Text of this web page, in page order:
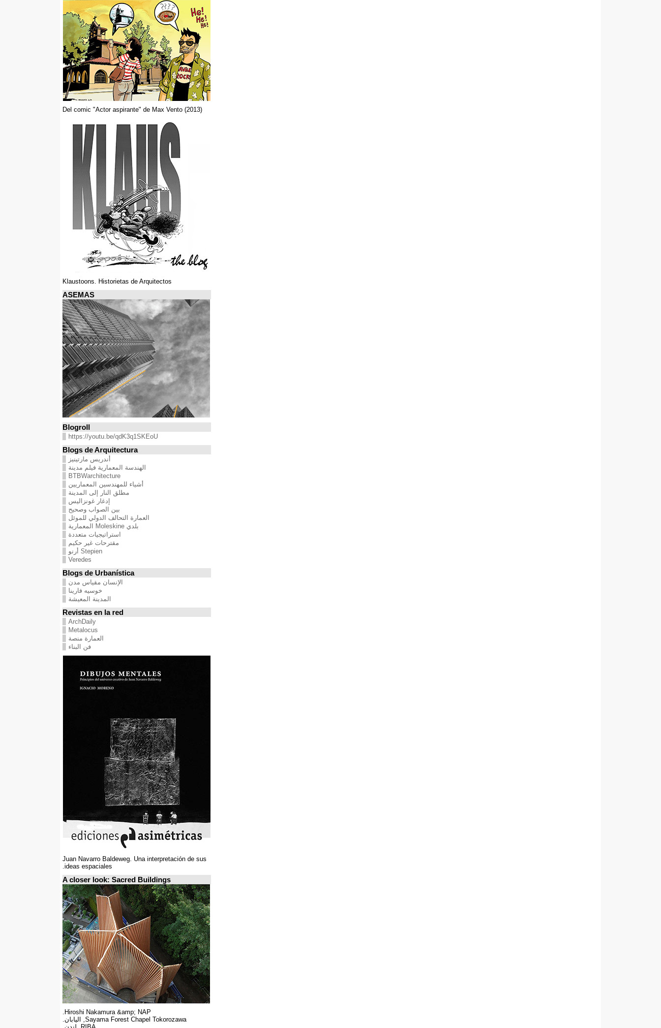
Del comic "Actor aspirante" de Max Vento (2013)
Klaustoons. Historietas de Arquitectos
ASEMAS
Blogroll
https://youtu.be/qdK3q1SKEoU
Blogs de Arquitectura
أندريس مارتينيز
الهندسة المعمارية فيلم مدينة
BTBWarchitecture
أشياء للمهندسين المعماريين
مطلق النار إلى المدينة
إدغار غونزاليس
بين الصواب وصحيح
العمارة التحالف الدولي للموئل
بلدي Moleskine المعمارية
استراتيجيات متعددة
مقترحات غير حكيم
Stepien أرنو
Veredes
Blogs de Urbanística
الإنسان مقياس مدن
خوسيه فارينا
المدينة المعيشة
Revistas en la red
ArchDaily
Metalocus
العمارة منصة
فن البناء
Juan Navarro Baldeweg. Una interpretación de sus
ideas espaciales.
A closer look: Sacred Buildings
Hiroshi Nakamura &amp; NAP.
Sayama Forest Chapel Tokorozawa, اليابان.